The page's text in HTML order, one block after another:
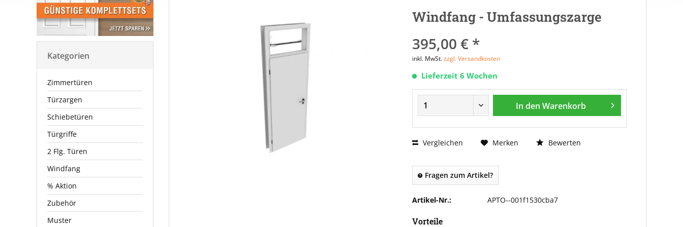
Kategorien
Zimmertüren
Türzargen
Schiebetüren
Türgriffe
2 Flg. Türen
Windfang
% Aktion
Zubehör
Muster
Windfang - Umfassungszarge
395,00 € *
inkl. MwSt.zzgl. Versandkosten
Lieferzeit 6 Wochen
In den Warenkorb
Vergleichen Merken Bewerten
Fragen zum Artikel?
Artikel-Nr.: APTO--001f1530cba7
Vorteile